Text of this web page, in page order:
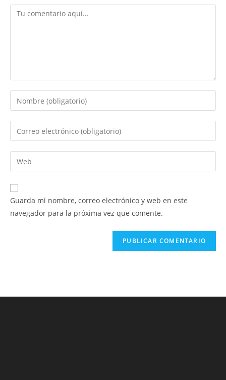
Comentario
Introduce
tu
nombre
de
usuario
para
comentar
Introduce
tu
dirección
de
electrónico
para
comentar
Introduce
la
URL
de
Guarda mi nombre, correo electrónico y web en este
navegador para la próxima vez que comente.